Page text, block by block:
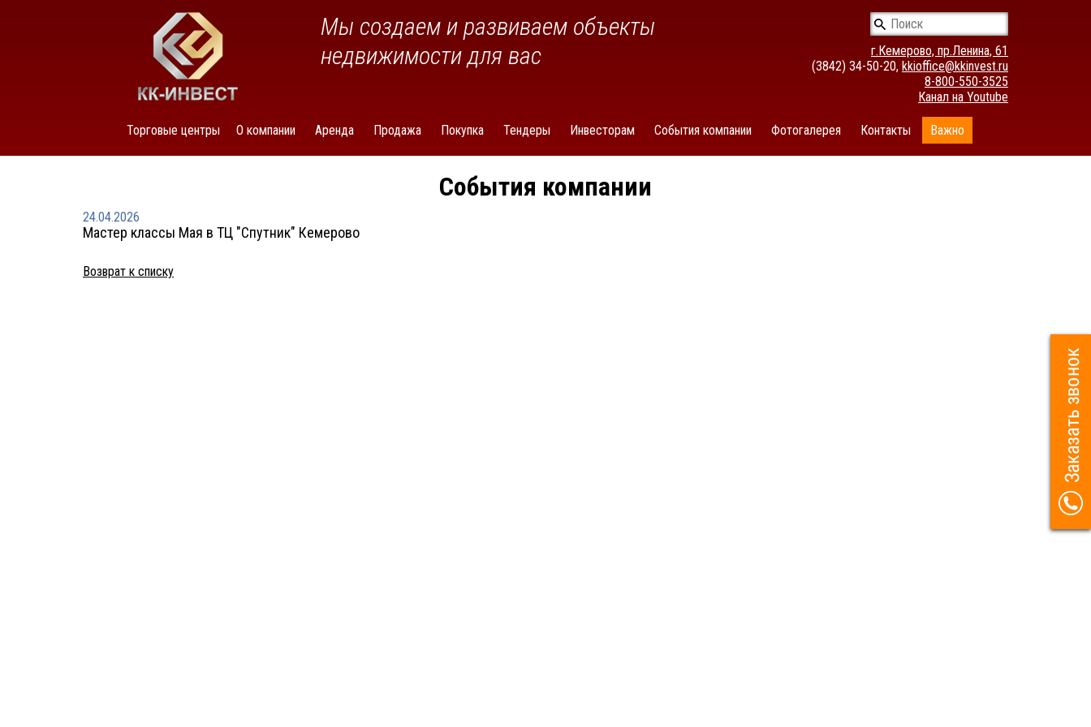
Мы создаем и развиваем объекты
недвижимости для вас
г.Кемерово, пр.Ленина, 61
(3842) 34-50-20, kkioffice@kkinvest.ru
8-800-550-3525
Канал на Youtube
Торговые центры О компании Аренда Продажа Покупка Тендеры Инвесторам События компании Фотогалерея Контакты Важно
События компании
24.04.2026
Мастер классы Мая в ТЦ "Спутник" Кемерово
Возврат к списку